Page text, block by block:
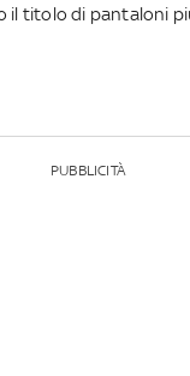
il titolo di pantaloni
PUBBLICITÀ